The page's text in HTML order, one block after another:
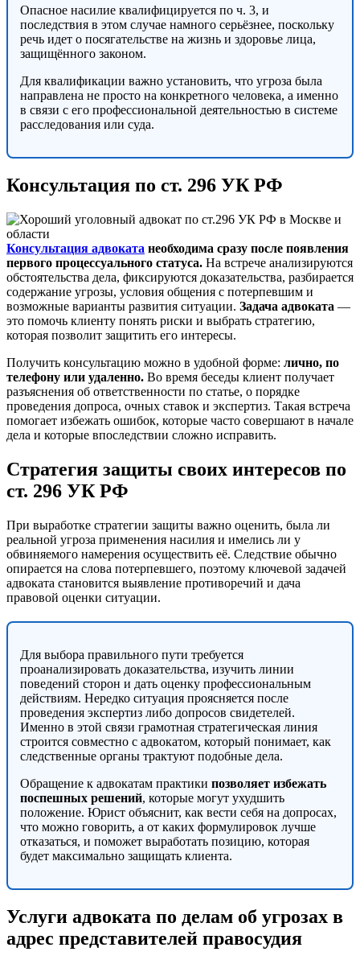
Опасное насилие квалифицируется по ч. 3, и
последствия в этом случае намного серьёзнее, поскольку
речь идет о посягательстве на жизнь и здоровье лица,
защищённого законом.
Для квалификации важно установить, что угроза была
направлена не просто на конкретного человека, а именно
в связи с его профессиональной деятельностью в системе
расследования или суда.
Консультация по ст. 296 УК РФ
Консультация адвоката необходима сразу после появления
первого процессуального статуса. На встрече анализируются
обстоятельства дела, фиксируются доказательства, разбирается
содержание угрозы, условия общения с потерпевшим и
возможные варианты развития ситуации. Задача адвоката —
это помочь клиенту понять риски и выбрать стратегию,
которая позволит защитить его интересы.
Получить консультацию можно в удобной форме: лично, по
телефону или удаленно. Во время беседы клиент получает
разъяснения об ответственности по статье, о порядке
проведения допроса, очных ставок и экспертиз. Такая встреча
помогает избежать ошибок, которые часто совершают в начале
дела и которые впоследствии сложно исправить.
Стратегия защиты своих интересов по
ст. 296 УК РФ
При выработке стратегии защиты важно оценить, была ли
реальной угроза применения насилия и имелись ли у
обвиняемого намерения осуществить её. Следствие обычно
опирается на слова потерпевшего, поэтому ключевой задачей
адвоката становится выявление противоречий и дача
правовой оценки ситуации.
Для выбора правильного пути требуется
проанализировать доказательства, изучить линии
поведений сторон и дать оценку профессиональным
действиям. Нередко ситуация проясняется после
проведения экспертиз либо допросов свидетелей.
Именно в этой связи грамотная стратегическая линия
строится совместно с адвокатом, который понимает, как
следственные органы трактуют подобные дела.
Обращение к адвокатам практики позволяет избежать
поспешных решений, которые могут ухудшить
положение. Юрист объяснит, как вести себя на допросах,
что можно говорить, а от каких формулировок лучше
отказаться, и поможет выработать позицию, которая
будет максимально защищать клиента.
Услуги адвоката по делам об угрозах в
адрес представителей правосудия